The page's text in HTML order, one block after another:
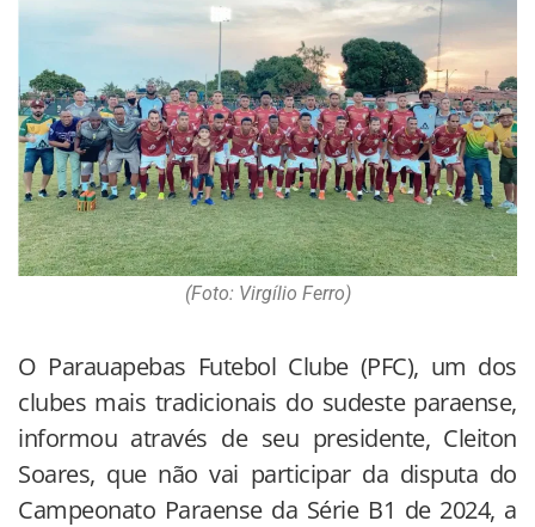
(Foto: Virgílio Ferro)
O Parauapebas Futebol Clube (PFC), um dos
clubes mais tradicionais do sudeste paraense,
informou através de seu presidente, Cleiton
Soares, que não vai participar da disputa do
Campeonato Paraense da Série B1 de 2024, a